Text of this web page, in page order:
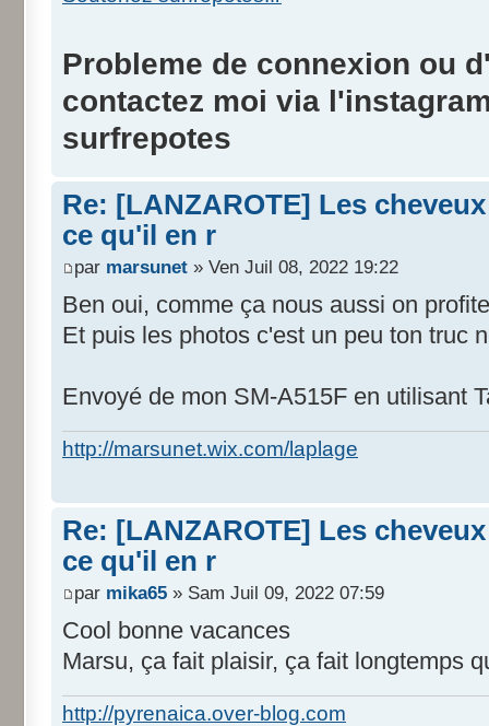
Probleme de connexion ou
contactez moi via
surfrepotes
Re: [LANZAROTE] Les
ce qu'il en r
par marsunet » Ven Juil 08, 2022 19:22
Ben oui, comme ça nous aussi on
Et puis les photos c'est un peu ton truc
Envoyé de mon SM-A515F en utilisant
http://marsunet.wix.com/laplage
Re: [LANZAROTE] Les
ce qu'il en r
par mika65 » Sam Juil 09, 2022 07:59
Cool bonne vacances
Marsu, ça fait plaisir, ça fait longtemps
http://pyrenaica.over-blog.com